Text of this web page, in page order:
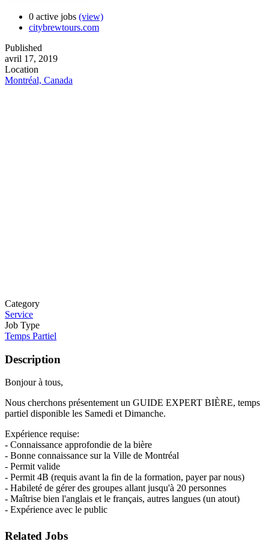
0 active jobs (view)
citybrewtours.com
Published
avril 17, 2019
Location
Montréal, Canada
Category
Service
Job Type
Temps Partiel
Description
Bonjour à tous,
Nous cherchons présentement un GUIDE EXPERT BIÈRE, temps
partiel disponible les Samedi et Dimanche.
Expérience requise:
- Connaissance approfondie de la bière
- Bonne connaissance sur la Ville de Montréal
- Permit valide
- Permit 4B (requis avant la fin de la formation, payer par nous)
- Habileté de gérer des groupes allant jusqu'à 20 personnes
- Maîtrise bien l'anglais et le français, autres langues (un atout)
- Expérience avec le public
Related Jobs